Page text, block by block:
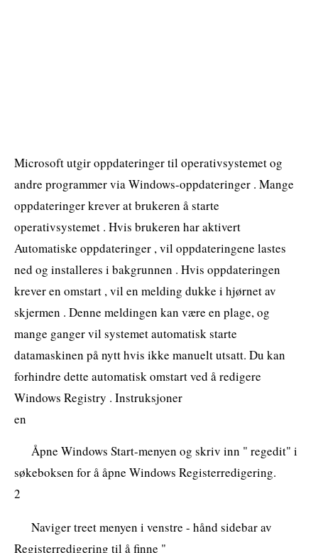
Microsoft utgir oppdateringer til operativsystemet og
andre programmer via Windows-oppdateringer . Mange
oppdateringer krever at brukeren å starte
operativsystemet . Hvis brukeren har aktivert
Automatiske oppdateringer , vil oppdateringene lastes
ned og installeres i bakgrunnen . Hvis oppdateringen
krever en omstart , vil en melding dukke i hjørnet av
skjermen . Denne meldingen kan være en plage, og
mange ganger vil systemet automatisk starte
datamaskinen på nytt hvis ikke manuelt utsatt. Du kan
forhindre dette automatisk omstart ved å redigere
Windows Registry . Instruksjoner
en
Åpne Windows Start-menyen og skriv inn " regedit" i
søkeboksen for å åpne Windows Registerredigering.
2
Naviger treet menyen i venstre - hånd sidebar av
Registerredigering til å finne "